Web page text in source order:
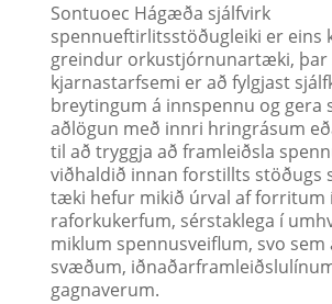
Sontuoec Hágæða sjálfvirk
spennueftirlitsstöðugleiki er eins
greindur orkustjórnunartæki, þar
kjarnastarfsemi er að fylgjast
breytingum á innspennu og gera
aðlögun með innri hringrásum
til að tryggja að framleiðsla
viðhaldið innan forstillts stöðugs
tæki hefur mikið úrval af forritum
raforkukerfum, sérstaklega í
miklum spennusveiflum, svo sem
svæðum,
gagnaverum.